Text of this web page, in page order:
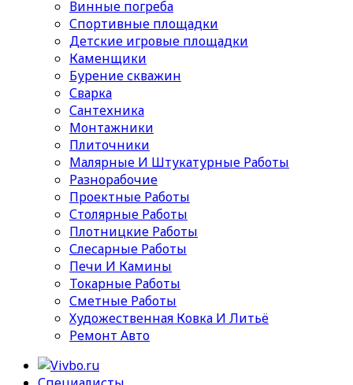
Винные погреба
Спортивные площадки
Детские игровые площадки
Каменщики
Бурение скважин
Сварка
Сантехника
Монтажники
Плиточники
Малярные И Штукатурные Работы
Разнорабочие
Проектные Работы
Столярные Работы
Плотницкие Работы
Слесарные Работы
Печи И Камины
Токарные Работы
Сметные Работы
Художественная Ковка И Литьё
Ремонт Авто